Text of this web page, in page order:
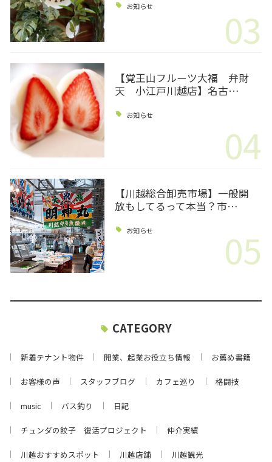
お知らせ 03
【覚王山フルーツ大福 弁財
天 小江戸川越店】名古…
お知らせ
04
【川越総合卸売市場】一般開
放もしてるって本当？市…
お知らせ 05
CATEGORY
新着テナント物件 開業、起業お役立ち情報 お薦め書籍
お客様の声 スタッフブログ カフェ巡り 格闘技
music バス釣り 日記
チュンダの餃子 復活プロジェクト 仲介実績
川越おすすめスポット 川越店舗 川越観光